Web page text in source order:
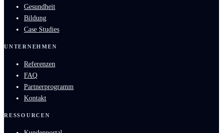
Gesundheit
Bildung
Case Studies
UNTERNEHMEN
Referenzen
FAQ
Partnerprogramm
Kontakt
RESSOURCEN